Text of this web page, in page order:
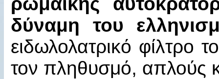
δύναμη του
ειδωλολατρικό φίλτρο
τον πληθυσμό, απλούς